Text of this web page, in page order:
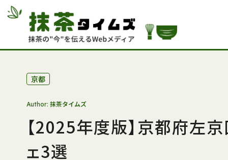
京都
Author: 抹茶タイムズ
【2025年度版】京都府左
ェ3選